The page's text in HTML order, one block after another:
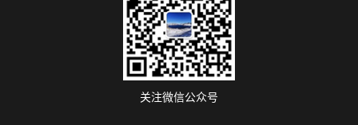
关注微信公众号